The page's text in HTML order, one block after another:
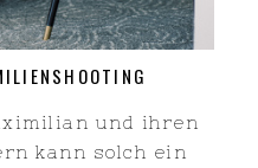
und ihren
kann solch ein